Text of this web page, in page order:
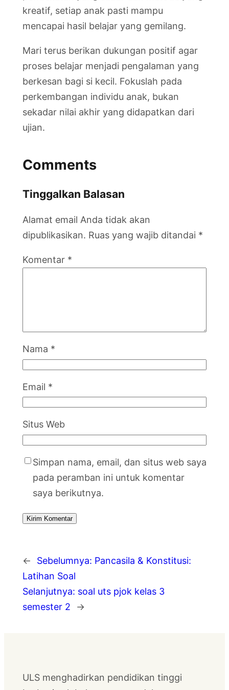
kreatif, setiap anak pasti mampu
mencapai hasil belajar yang gemilang.
Mari terus berikan dukungan positif agar
proses belajar menjadi pengalaman yang
berkesan bagi si kecil. Fokuslah pada
perkembangan individu anak, bukan
sekadar nilai akhir yang didapatkan dari
ujian.
Comments
Tinggalkan Balasan
Alamat email Anda tidak akan
dipublikasikan. Ruas yang wajib ditandai *
Komentar *
Nama *
Email *
Situs Web
Simpan nama, email, dan situs web saya
pada peramban ini untuk komentar
saya berikutnya.
← Sebelumnya: Pancasila & Konstitusi:
Latihan Soal
Selanjutnya: soal uts pjok kelas 3
semester 2
→
ULS menghadirkan pendidikan tinggi